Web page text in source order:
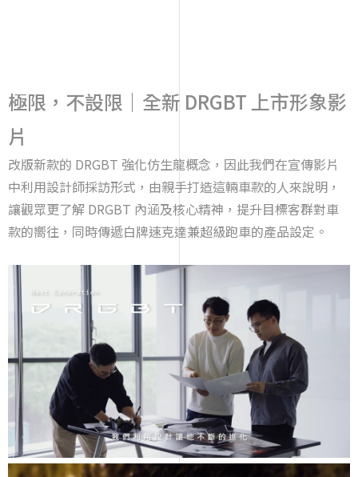
極限，不設限｜全新 DRGBT 上市形象影
片
改版新款的 DRGBT 強化仿生龍概念，因此我們在宣傳影片
中利用設計師採訪形式，由親手打造這輛車款的人來說明，
讓觀眾更了解 DRGBT 內涵及核心精神，提升目標客群對車
款的嚮往，同時傳遞白牌速克達兼超級跑車的產品設定。